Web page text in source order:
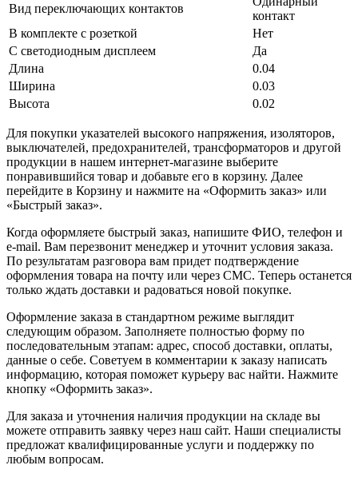
Вид переключающих контактов
контакт
В комплекте с розеткой
Нет
С светодиодным дисплеем
Да
Длина
0.04
Ширина
0.03
Высота
0.02
Для покупки указателей высокого напряжения, изоляторов,
выключателей, предохранителей, трансформаторов и другой
продукции в нашем интернет-магазине выберите
понравившийся товар и добавьте его в корзину. Далее
перейдите в Корзину и нажмите на «Оформить заказ» или
«Быстрый заказ».
Когда оформляете быстрый заказ, напишите ФИО, телефон и
e-mail. Вам перезвонит менеджер и уточнит условия заказа.
По результатам разговора вам придет подтверждение
оформления товара на почту или через СМС. Теперь останется
только ждать доставки и радоваться новой покупке.
Оформление заказа в стандартном режиме выглядит
следующим образом. Заполняете полностью форму по
последовательным этапам: адрес, способ доставки, оплаты,
данные о себе. Советуем в комментарии к заказу написать
информацию, которая поможет курьеру вас найти. Нажмите
кнопку «Оформить заказ».
Для заказа и уточнения наличия продукции на складе вы
можете отправить заявку через наш сайт. Наши специалисты
предложат квалифицированные услуги и поддержку по
любым вопросам.